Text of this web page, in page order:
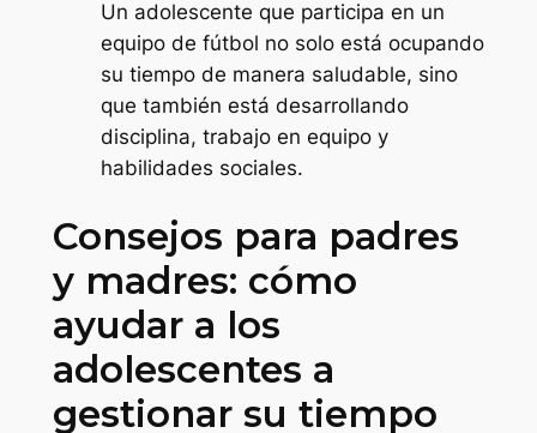
Un adolescente que participa en un
equipo de fútbol no solo está ocupando
su tiempo de manera saludable, sino
que también está desarrollando
disciplina, trabajo en equipo y
habilidades sociales.
Consejos para padres
y madres: cómo
ayudar a los
adolescentes a
gestionar su tiempo